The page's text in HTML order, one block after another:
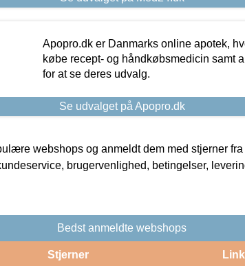
Apopro.dk er Danmarks online apotek,
købe recept- og håndkøbsmedicin samt
for at se deres udvalg.
Se udvalget på Apopro.dk
webshops og anmeldt dem med stjerner
brugervenlighed, betingelser,
Bedst anmeldte webshops
Stjerner Link